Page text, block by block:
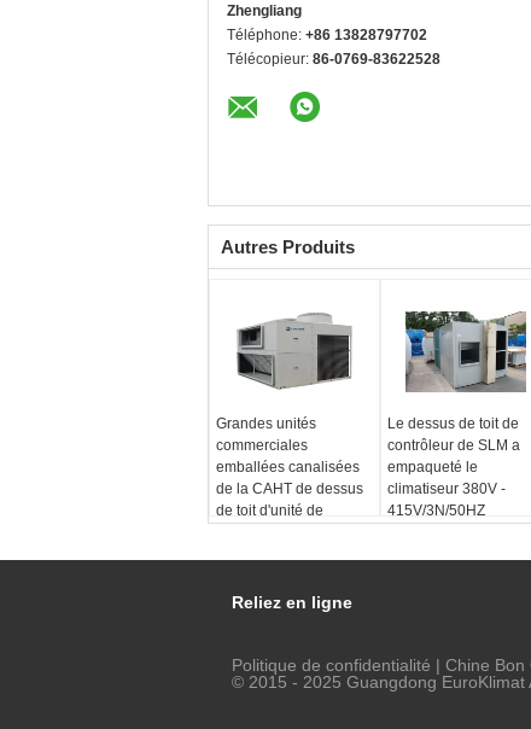
Zhengliang
Téléphone: +86 13828797702
Télécopieur: 86-0769-83622528
Autres Produits
Grandes unités
commerciales
emballées canalisées
de la CAHT de dessus
de toit d'unité de
Le dessus de toit de
contrôleur de SLM a
empaqueté le
climatiseur 380V -
415V/3N/50HZ
Reliez en ligne
Politique de confidentialité | Chine Bon
© 2015 - 2025 Guangdong EuroKlimat